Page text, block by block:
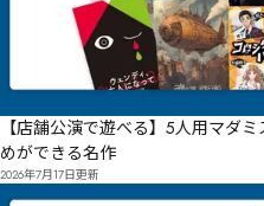
【店舗公演で遊べる】5人用マダ
めができる名作
2026年7月17日更新